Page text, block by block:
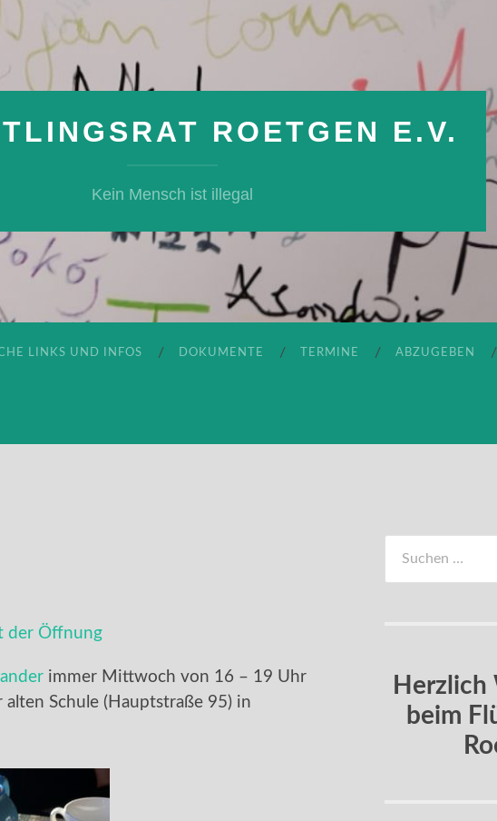
ROETGEN E.V.
Kein Mensch ist illegal
LINKS UND INFOS DOKUMENTE TERMINE ABZUGEBEN
der Öffnung
immer Mittwoch von 16 – 19 Uhr
Schule (Hauptstraße 95) in
nach:
Herzlich
beim